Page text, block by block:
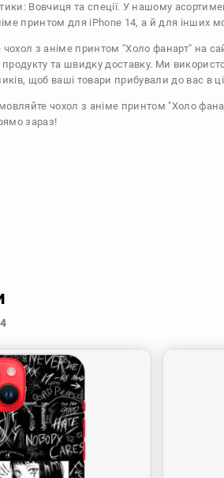
Вовчиця та спеції. У нашому
принтом для iPhone 14, а й для інших
з аніме принтом "Холо фанарт" на
продукту та швидку доставку. Ми
щоб ваші товари прибували до вас в
чохол з аніме принтом "Холо
зараз!